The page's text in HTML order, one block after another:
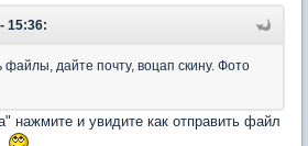
15:36:
файлы, дайте почту, воцап скину. Фото
нажмите и увидите как отправить файл